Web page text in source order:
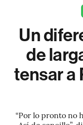
Un
de
tensar a
“Por lo pronto no